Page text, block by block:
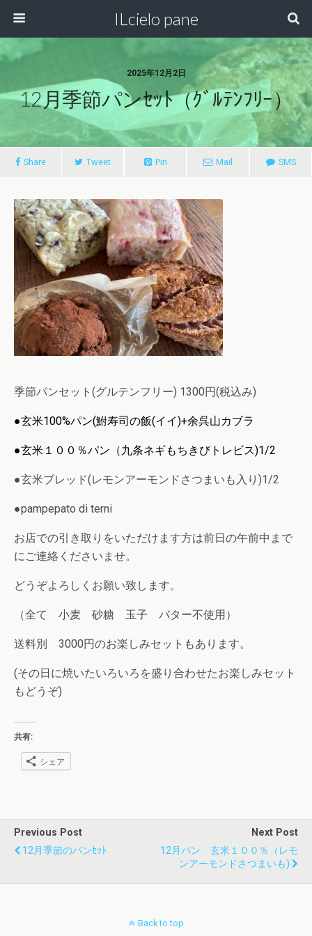
ILcielo pane
2025年12月2日
12月季節パンｾｯﾄ（ｸﾞﾙﾃﾝﾌﾘｰ）
Share Tweet Pin Mail SMS
季節パンセット(グルテンフリー) 1300円(税込み)
●玄米100%パン(鮒寿司の飯(イイ)+余呉山カブラ
●玄米１００％パン（九条ネギもちきびトレビス)1/2
●玄米ブレッド(レモンアーモンドさつまいも入り)1/2
●pampepato di terni
お店での引き取りをいただけます方は前日の午前中まで
にご連絡くださいませ。
どうぞよろしくお願い致します。
（全て 小麦 砂糖 玉子 バター不使用）
送料別 3000円のお楽しみセットもあります。
(その日に焼いたいろいろを盛り合わせたお楽しみセット
もどうぞ)
共有:
シェア
Previous Post
12月季節のパンｾｯﾄ
Next Post
12月パン 玄米１００％（レモ
ンアーモンドさつまいも)
Back to top